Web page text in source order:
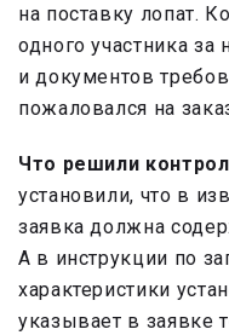
на поставку лопат.
одного участника
и документов
пожаловался на
Что решили
установили, что в
заявка должна
А в инструкции по
характеристики
указывает в заявке